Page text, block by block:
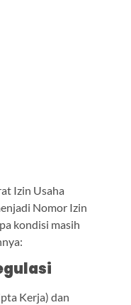
Izin Usaha
Nomor Izin
kondisi masih
Kerja) dan